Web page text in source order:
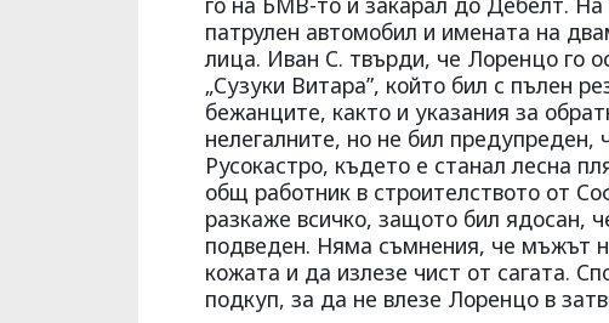
патрулен автомобил и имената на
лица. Иван С. твърди, че Лоренцо го
„Сузуки Витара”, който бил с пълен
бежанците, както и указания за
нелегалните, но не бил предупреден,
Русокастро, където е станал лесна
общ работник в строителството от
разкаже всичко, защото бил ядосан,
подведен. Няма съмнения, че мъжът
кожата и да излезе чист от сагата.
подкуп, за да не влезе Лоренцо в